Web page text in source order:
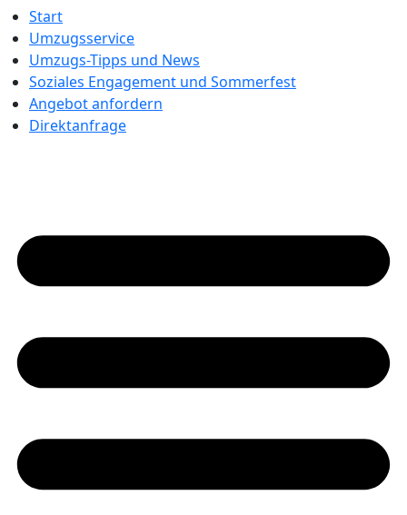
Start
Umzugsservice
Umzugs-Tipps und News
Soziales Engagement und Sommerfest
Angebot anfordern
Direktanfrage